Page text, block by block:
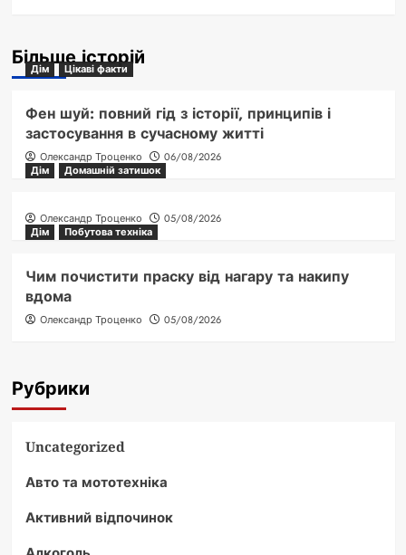
Більше історій
Дім Цікаві факти
Фен шуй: повний гід з історії, принципів і
застосування в сучасному житті
Олександр Троценко
06/08/2026
Дім
Домашній затишок
Олександр Троценко
05/08/2026
Дім
Побутова техніка
Чим почистити праску від нагару та накипу
вдома
Олександр Троценко 05/08/2026
Рубрики
Uncategorized
Авто та мототехніка
Активний відпочинок